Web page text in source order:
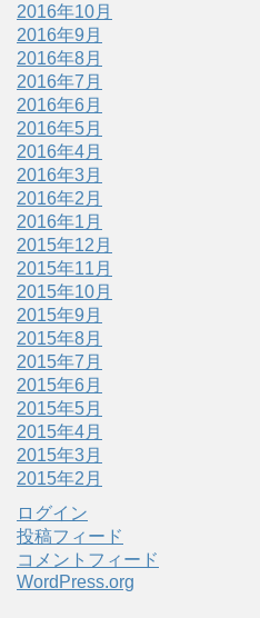
2016年10月
2016年9月
2016年8月
2016年7月
2016年6月
2016年5月
2016年4月
2016年3月
2016年2月
2016年1月
2015年12月
2015年11月
2015年10月
2015年9月
2015年8月
2015年7月
2015年6月
2015年5月
2015年4月
2015年3月
2015年2月
ログイン
投稿フィード
コメントフィード
WordPress.org